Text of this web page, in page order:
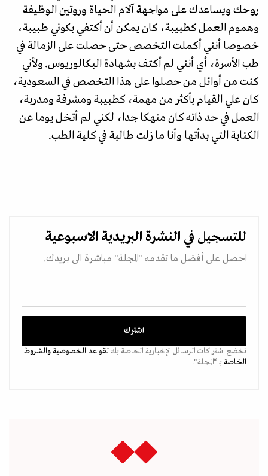
روحك ويساعدك على مواجهة آلام الحياة وروتين الوظيفة
وهموم العمل كطبيبة، كان يمكن أن أكتفي بكوني طبيبة،
خصوصا أنني أكملت التخصص حتى حصلت على الزمالة في
طب الأسرة، أي أنني لم أكتف بشهادة البكالوريوس. ولأني
كنت من أوائل من حصلوا على هذا التخصص في السعودية،
كان علي القيام بأكثر من مهمة، كطبيبة ومشرفة ومدربة،
العمل في حد ذاته كان منهكا جدا، لكني لم أتخل يوما عن
الكتابة التي بدأتها وأنا ما زلت طالبة في كلية الطب.
للتسجيل في النشرة البريدية الاسبوعية
احصل على أفضل ما تقدمه "المجلة" مباشرة الى بريدك.
تخضع اشتراكات الرسائل الإخبارية الخاصة بكلقواعد الخصوصيةوالشروط
الخاصة بـ “المجلة".